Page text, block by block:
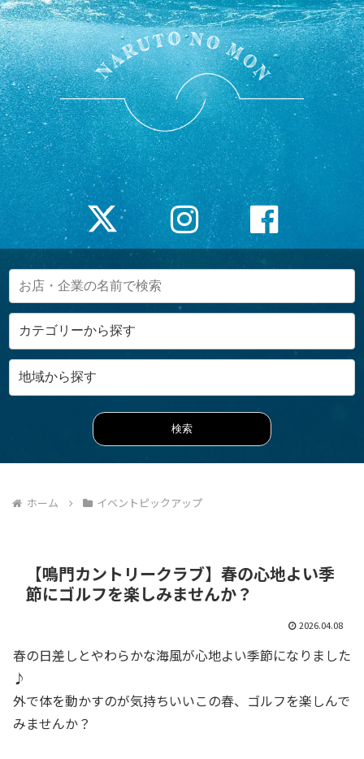
ホーム イベントピックアップ
【鳴門カントリークラブ】春の心地よい季
節にゴルフを楽しみませんか？
2026.04.08
春の日差しとやわらかな海風が心地よい季節になりました
♪
外で体を動かすのが気持ちいいこの春、ゴルフを楽しんで
みませんか？